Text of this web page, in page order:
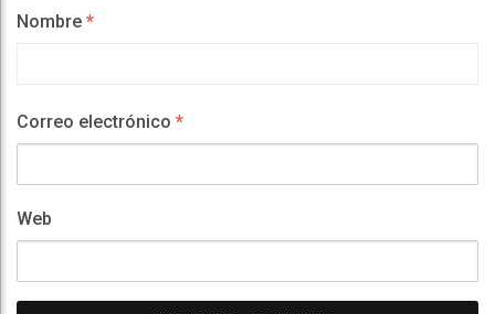
Nombre *
Correo electrónico *
Web